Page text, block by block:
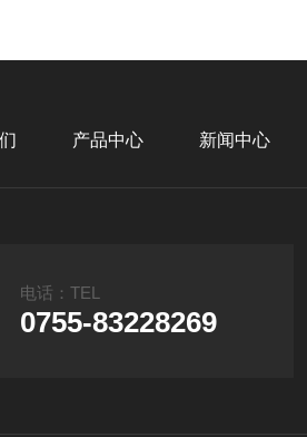
产品中心 新闻中心
电话：TEL
0755-83228269